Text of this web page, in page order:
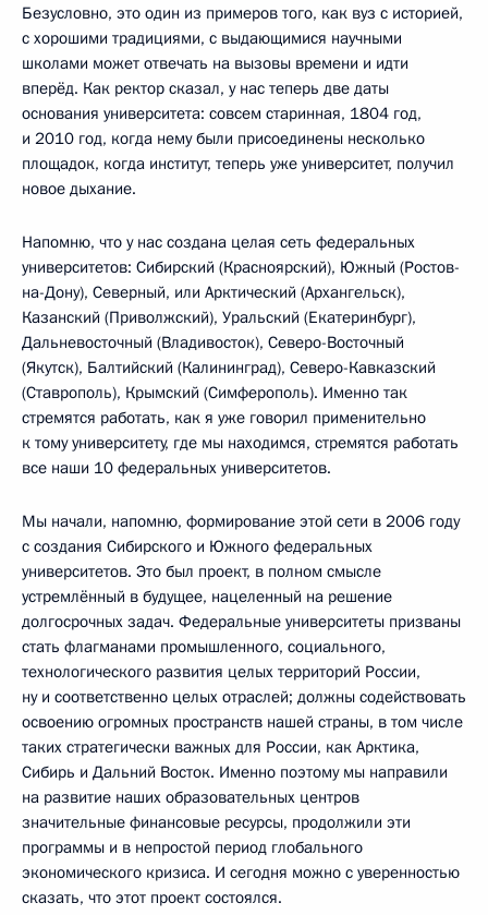
Безусловно, это один из примеров того, как вуз с историей,
с хорошими традициями, с выдающимися научными
школами может отвечать на вызовы времени и идти
вперёд. Как ректор сказал, у нас теперь две даты
основания университета: совсем старинная, 1804 год,
и 2010 год, когда нему были присоединены несколько
площадок, когда институт, теперь уже университет, получил
новое дыхание.
Напомню, что у нас создана целая сеть федеральных
университетов: Сибирский (Красноярский), Южный (Ростов-
на-Дону), Северный, или Арктический (Архангельск),
Казанский (Приволжский), Уральский (Екатеринбург),
Дальневосточный (Владивосток), Северо-Восточный
(Якутск), Балтийский (Калининград), Северо-Кавказский
(Ставрополь), Крымский (Симферополь). Именно так
стремятся работать, как я уже говорил применительно
к тому университету, где мы находимся, стремятся работать
все наши 10 федеральных университетов.
Мы начали, напомню, формирование этой сети в 2006 году
с создания Сибирского и Южного федеральных
университетов. Это был проект, в полном смысле
устремлённый в будущее, нацеленный на решение
долгосрочных задач. Федеральные университеты призваны
стать флагманами промышленного, социального,
технологического развития целых территорий России,
ну и соответственно целых отраслей; должны содействовать
освоению огромных пространств нашей страны, в том числе
таких стратегически важных для России, как Арктика,
Сибирь и Дальний Восток. Именно поэтому мы направили
на развитие наших образовательных центров
значительные финансовые ресурсы, продолжили эти
программы и в непростой период глобального
экономического кризиса. И сегодня можно с уверенностью
сказать, что этот проект состоялся.